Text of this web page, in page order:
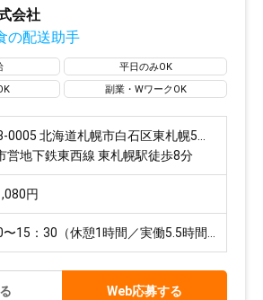
会社
の配送助手
平日のみOK
副業・WワークOK
営地下鉄東西線 東札幌駅徒歩8分
円
Web応募する